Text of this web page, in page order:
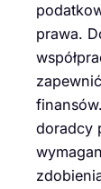
prawa.
doradcy